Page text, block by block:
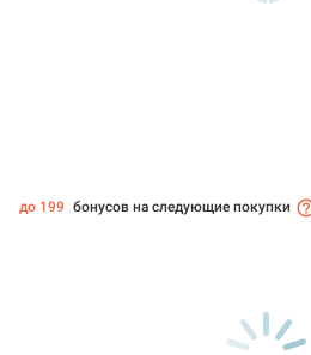
до 199 бонусов на следующие покупки